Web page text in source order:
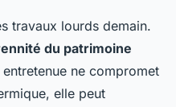
travaux lourds demain.
du patrimoine
ne compromet
elle peut